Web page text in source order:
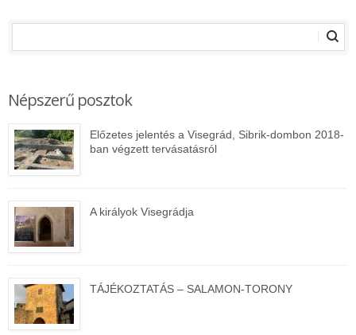
Népszerű posztok
Előzetes jelentés a Visegrád, Sibrik-dombon 2018-
ban végzett tervásatásról
A királyok Visegrádja
TÁJÉKOZTATÁS – SALAMON-TORONY